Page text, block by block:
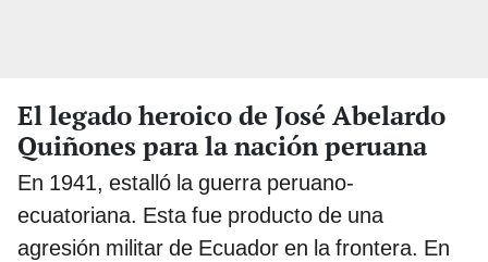
El legado heroico de José Abelardo
Quiñones para la nación peruana
En 1941, estalló la guerra peruano-
ecuatoriana. Esta fue producto de una
agresión militar de Ecuador en la frontera. En